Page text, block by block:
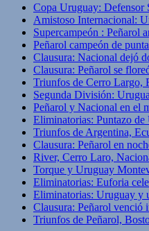
Copa Uruguay: Defensor
Amistoso Internacional:
Supercampeón : Peñarol
Peñarol campeón de
Clausura: Nacional dejó
Clausura: Peñarol se
Triunfos de Cerro Largo,
Segunda División:
Peñarol y Nacional en el
Eliminatorias: Puntazo
Triunfos de Argentina,
Clausura: Peñarol en
River, Cerro Laro,
Torque y Uruguay
Eliminatorias: Euforia
Eliminatorias: Uruguay y
Clausura: Peñarol venció
Triunfos de Peñarol,